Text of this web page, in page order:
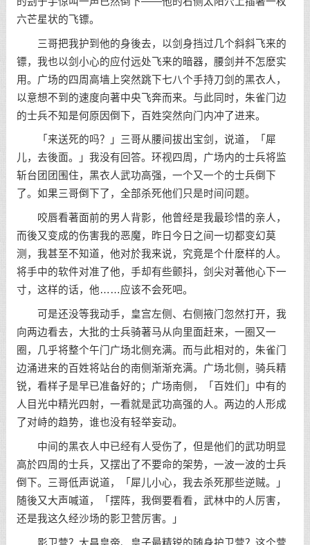
六芒星状的飞镖。
三哥把我护到他的身後去，以剑身挡过几个斜斜飞来的
镖，我也以剑小心的应付远处飞来的暗器，腰剑并不怎麽实
用。广场的四周高墙上突然跳下七八个手持刀剑的黑衣人，
以意想不到的速度向著中央飞奔而来。与此同时，朱雀门边
的士兵不知是何原因倒下，百姓突然向门内冲了进来。
「来送死的吗？」三哥从腰间拔出宝剑，说道，「犀
儿，去後面。」我没有回答。环视四周，广场内的士兵将监
斩台团团围住，黑衣人武功高强，一个又一个的士兵倒下
了。如果三哥倒下了，全部杀死他们只是时间问题。
咬唇看著面前的男人背影，他曾经是我最珍惜的亲人，
而後又变成的伤害我的恶魔，昨日今日之间一切都变幻莫
测，我甚至不知道，他对於我来说，究竟是个什麽样的人。
将手中的软件对准了他，手却有些颤抖，剑尖对著他心下一
寸，这样的话，他……应该不会死吧。
可是还没等我动手，皇宫左侧、右侧掖门忽然打开，我
向两边看去，大批的士兵骑著马从向里面赶来，一圈又一
圈，几乎将整个午门广场北侧充满。而与此相对的，朱雀门
边涌进来的百姓将站台的南侧渐渐充满。广场北侧，骑兵精
锐，看样子是早已准备好的；广场南侧，「百姓们」中有的
人目光中精光四射，一看就是武功高强的人。两边的人形成
了对峙的趋势，谁也没有轻举妄动。
中间的黑衣人中已经有人受伤了，但是他们的武功明显
高於四周的士兵，又摆出了不要命的架势，一波一波的士兵
倒下。三哥低声说道，「犀儿小心，我去杀死那些逆贼。」
随後又大声喊道，「摆阵，我倒要看看，武林中的人厉害，
还是我这久经沙场的影卫营厉害。」
影卫营？大昌皇帝、皇子最精锐的随身护卫营？这个营